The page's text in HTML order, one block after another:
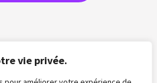
vie privée.